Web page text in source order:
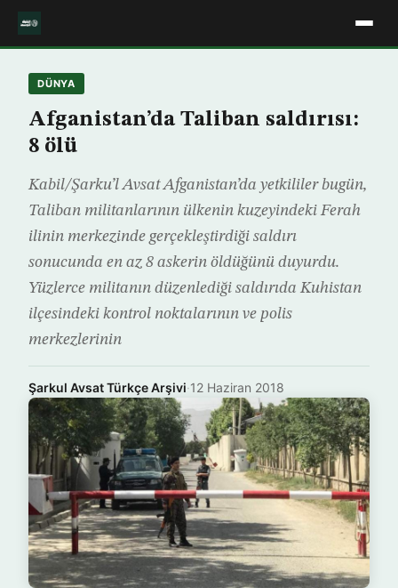
DÜNYA
Afganistan’da Taliban saldırısı:
8 ölü
Kabil/Şarku’l Avsat Afganistan’da yetkililer bugün,
Taliban militanlarının ülkenin kuzeyindeki Ferah
ilinin merkezinde gerçekleştirdiği saldırı
sonucunda en az 8 askerin öldüğünü duyurdu.
Yüzlerce militanın düzenlediği saldırıda Kuhistan
ilçesindeki kontrol noktalarının ve polis
merkezlerinin
Şarkul Avsat Türkçe Arşivi·12 Haziran 2018